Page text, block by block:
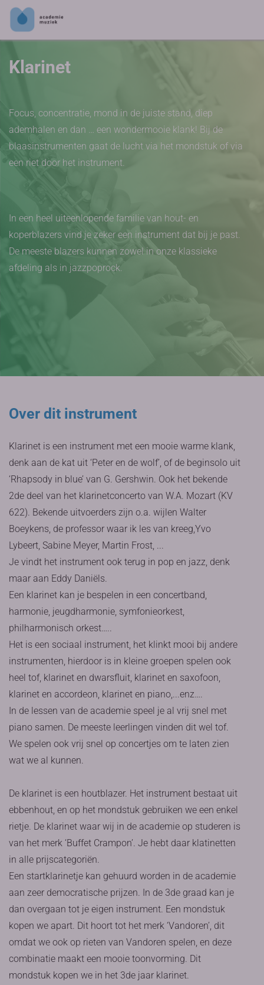
Klarinet
Focus, concentratie, mond in de juiste stand, diep
ademhalen en dan … een wondermooie klank! Bij de
blaasinstrumenten gaat de lucht via het mondstuk of via
een riet door het instrument.
In een heel uiteenlopende familie van hout- en
koperblazers vind je zeker een instrument dat bij je past.
De meeste blazers kunnen zowel in onze klassieke
afdeling als in jazzpoprock.
Over dit instrument
Klarinet is een instrument met een mooie warme klank,
denk aan de kat uit ‘Peter en de wolf’, of de beginsolo uit
‘Rhapsody in blue’ van G. Gershwin. Ook het bekende
2de deel van het klarinetconcerto van W.A. Mozart (KV
622). Bekende uitvoerders zijn o.a. wijlen Walter
Boeykens, de professor waar ik les van kreeg,Yvo
Lybeert, Sabine Meyer, Martin Frost, ...
Je vindt het instrument ook terug in pop en jazz, denk
maar aan Eddy Daniëls.
Een klarinet kan je bespelen in een concertband,
harmonie, jeugdharmonie, symfonieorkest,
philharmonisch orkest…..
Het is een sociaal instrument, het klinkt mooi bij andere
instrumenten, hierdoor is in kleine groepen spelen ook
heel tof, klarinet en dwarsfluit, klarinet en saxofoon,
klarinet en accordeon, klarinet en piano,...enz….
In de lessen van de academie speel je al vrij snel met
piano samen. De meeste leerlingen vinden dit wel tof.
We spelen ook vrij snel op concertjes om te laten zien
wat we al kunnen.
De klarinet is een houtblazer. Het instrument bestaat uit
ebbenhout, en op het mondstuk gebruiken we een enkel
rietje. De klarinet waar wij in de academie op studeren is
van het merk ‘Buffet Crampon’. Je hebt daar klatinetten
in alle prijscategoriën.
Een startklarinetje kan gehuurd worden in de academie
aan zeer democratische prijzen. In de 3de graad kan je
dan overgaan tot je eigen instrument. Een mondstuk
kopen we apart. Dit hoort tot het merk ‘Vandoren’, dit
omdat we ook op rieten van Vandoren spelen, en deze
combinatie maakt een mooie toonvorming. Dit
mondstuk kopen we in het 3de jaar klarinet.